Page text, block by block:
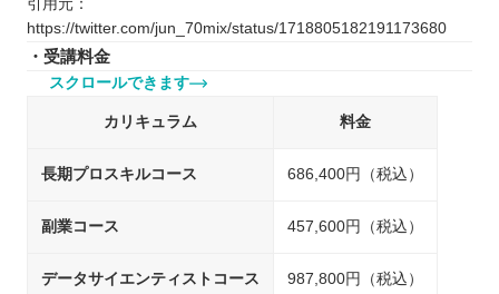
引用元：
https://twitter.com/jun_70mix/status/1718805182191173680
・受講料金
スクロールできます
カリキュラム 料金
長期プロスキルコース 686,400円（税込）
副業コース 457,600円（税込）
データサイエンティストコース 987,800円（税込）